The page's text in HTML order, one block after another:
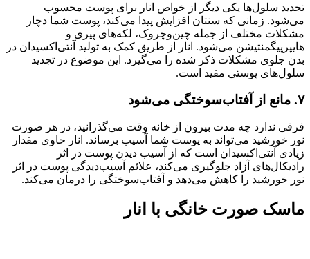
تجدید سلول‌ها یکی دیگر از خواص انار برای پوست محسوب
می‌شود. زمانی که سنتان افزایش پیدا می‌کند، پوست شما دچار
مشکلات مختلف از جمله چین‌وچروک، لکه‌های پیری و
هایپرپیگمنتیشن می‌شود. انار از طریق کمک به تولید آنتی‌اکسیدان در
بدن جلوی مشکلات ذکر شده را می‌گیرد. این موضوع در تجدید
سلول‌های پوستی مفید است.
۷. مانع از آفتاب‌سوختگی می‌شود
فرقی ندارد چه مدت بیرون از خانه وقت می‌گذرانید، در هر صورت
نور خورشید می‌تواند به پوست شما آسیب برساند. انار حاوی مقدار
زیادی آنتی‌اکسیدان است که از آسیب دیدن پوست در اثر
رادیکال‌های آزاد جلوگیری می‌کند، علائم آسیب‌دیدگی پوست در اثر
نور خورشید را کاهش می‌دهد و آفتاب‌سوختگی را درمان می‌کند.
ماسک‌ صورت خانگی با انار